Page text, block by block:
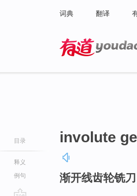
词典 翻译
目录
释义
例句
involute
渐开线齿轮铣